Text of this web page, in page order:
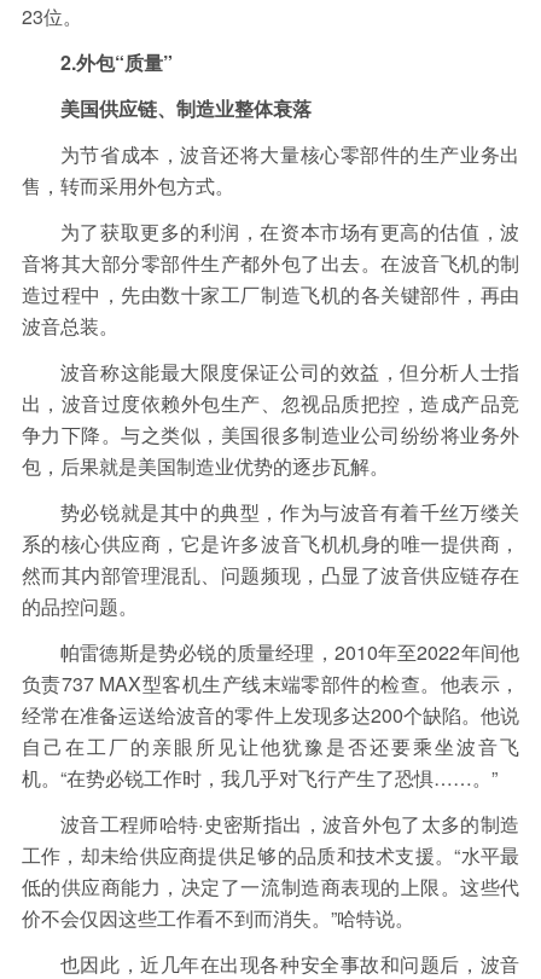
23位。
2.外包“质量”
美国供应链、制造业整体衰落
为节省成本，波音还将大量核心零部件的生产业务出
售，转而采用外包方式。
为了获取更多的利润，在资本市场有更高的估值，波
音将其大部分零部件生产都外包了出去。在波音飞机的制
造过程中，先由数十家工厂制造飞机的各关键部件，再由
波音总装。
波音称这能最大限度保证公司的效益，但分析人士指
出，波音过度依赖外包生产、忽视品质把控，造成产品竞
争力下降。与之类似，美国很多制造业公司纷纷将业务外
包，后果就是美国制造业优势的逐步瓦解。
势必锐就是其中的典型，作为与波音有着千丝万缕关
系的核心供应商，它是许多波音飞机机身的唯一提供商，
然而其内部管理混乱、问题频现，凸显了波音供应链存在
的品控问题。
帕雷德斯是势必锐的质量经理，2010年至2022年间他
负责737 MAX型客机生产线末端零部件的检查。他表示，
经常在准备运送给波音的零件上发现多达200个缺陷。他说
自己在工厂的亲眼所见让他犹豫是否还要乘坐波音飞
机。“在势必锐工作时，我几乎对飞行产生了恐惧……。”
波音工程师哈特·史密斯指出，波音外包了太多的制造
工作，却未给供应商提供足够的品质和技术支援。“水平最
低的供应商能力，决定了一流制造商表现的上限。这些代
价不会仅因这些工作看不到而消失。”哈特说。
也因此，近几年在出现各种安全事故和问题后，波音